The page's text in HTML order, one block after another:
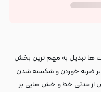
ها تبدیل به مهم ترین بخش
ضربه خوردن و شکسته شدن
از مدتی خط و خش هایی بر